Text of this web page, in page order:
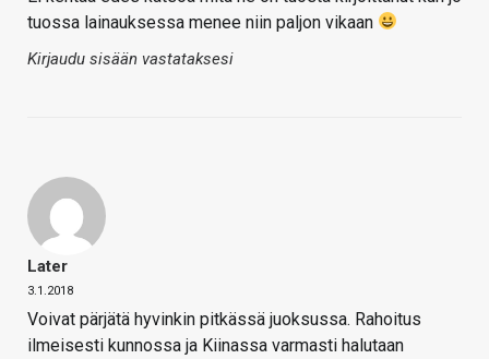
tuossa lainauksessa menee niin paljon vikaan
Kirjaudu sisään vastataksesi
Later
3.1.2018
Voivat pärjätä hyvinkin pitkässä juoksussa. Rahoitus
ilmeisesti kunnossa ja Kiinassa varmasti halutaan